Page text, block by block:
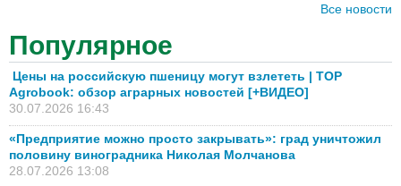
Все новости
Популярное
Цены на российскую пшеницу могут взлететь | TOP
Agrobook: обзор аграрных новостей [+ВИДЕО]
30.07.2026 16:43
«Предприятие можно просто закрывать»: град уничтожил
половину виноградника Николая Молчанова
28.07.2026 13:08